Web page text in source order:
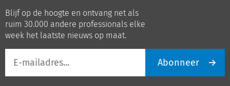
LinkedInYoutube
Blijf op de hoogte en ontvang net als
ruim 30.000 andere professionals elke
week het laatste nieuws op maat.
mailadres
Abonneer